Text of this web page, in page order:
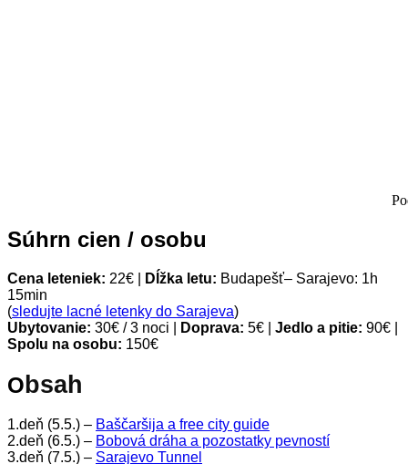
Súhrn cien / osobu
Cena leteniek: 22€ | Dĺžka letu: Budapešť– Sarajevo: 1h
15min
(sledujte lacné letenky do Sarajeva)
Ubytovanie: 30€ / 3 noci | Doprava: 5€ | Jedlo a pitie: 90€ |
Spolu na osobu: 150€
O bsah
1.deň (5.5.) – Baščaršija a free city guide
2.deň (6.5.) – Bobová dráha a pozostatky pevností
3.deň (7.5.) – Sarajevo Tunnel